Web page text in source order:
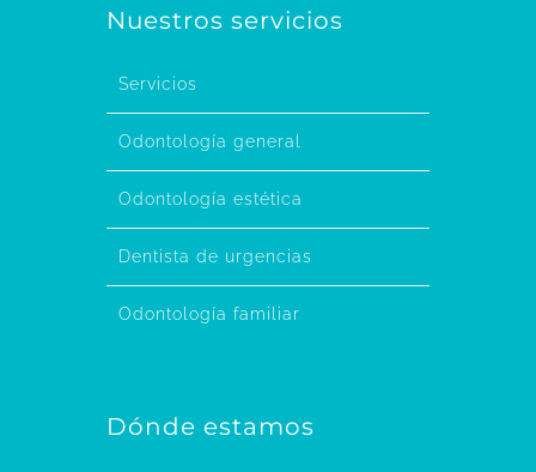
Nuestros servicios
Servicios
Odontología general
Odontología estética
Dentista de urgencias
Odontología familiar
Dónde estamos